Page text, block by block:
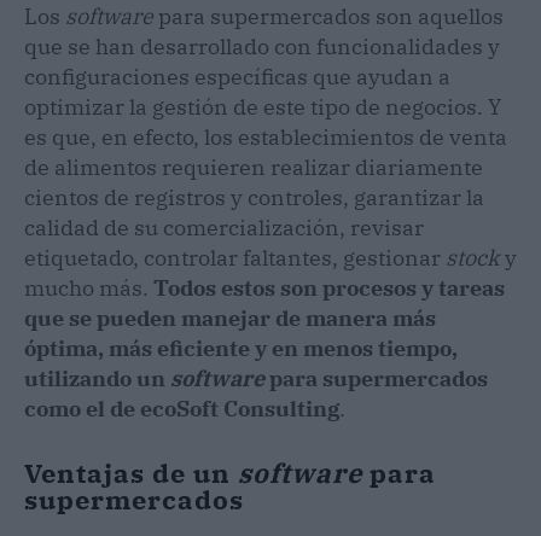
Los software para supermercados son aquellos
que se han desarrollado con funcionalidades y
configuraciones específicas que ayudan a
optimizar la gestión de este tipo de negocios. Y
es que, en efecto, los establecimientos de venta
de alimentos requieren realizar diariamente
cientos de registros y controles, garantizar la
calidad de su comercialización, revisar
etiquetado, controlar faltantes, gestionar stocky
mucho más. Todos estos son procesos y tareas
que se pueden manejar de manera más
óptima, más eficiente y en menos tiempo,
utilizando un softwarepara supermercados
como el de ecoSoft Consulting.
Ventajas de un softwarepara
supermercados